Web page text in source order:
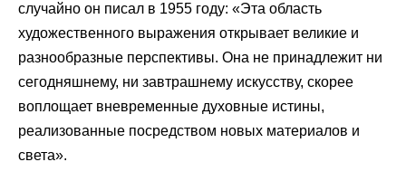
случайно он писал в 1955 году: «Эта область
художественного выражения открывает великие и
разнообразные перспективы. Она не принадлежит ни
сегодняшнему, ни завтрашнему искусству, скорее
воплощает вневременные духовные истины,
реализованные посредством новых материалов и
света».